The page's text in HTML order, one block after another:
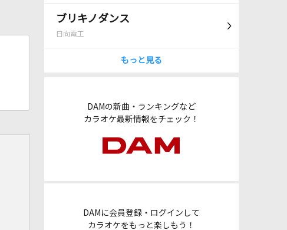
ブリキノダンス
日向電工
もっと見る
DAMの新曲・ランキングなど
カラオケ最新情報をチェック！
DAMに会員登録・ログインして
カラオケをもっと楽しもう！